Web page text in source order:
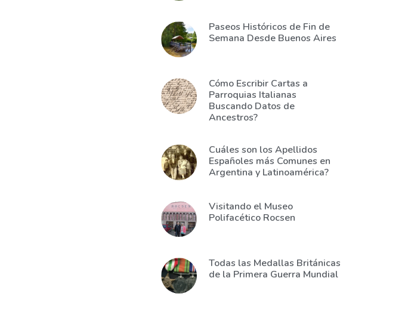
Paseos Históricos de Fin de
Semana Desde Buenos Aires
Cómo Escribir Cartas a
Parroquias Italianas
Buscando Datos de
Ancestros?
Cuáles son los Apellidos
Españoles más Comunes en
Argentina y Latinoamérica?
Visitando el Museo
Polifacético Rocsen
Todas las Medallas Británicas
de la Primera Guerra Mundial